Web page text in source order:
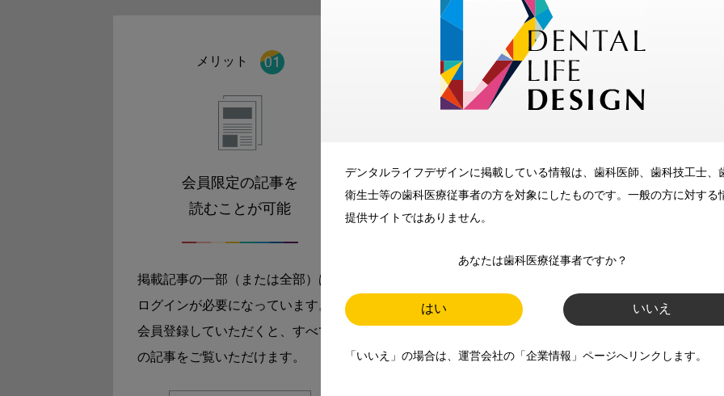
デンタルライフデザインに掲載している情報は、歯科医師、歯科技工士、
衛生士等の歯科医療従事者の方を対象にしたものです。一般の方に対する
提供サイトではありません。
あなたは歯科医療従事者ですか？
はい いいえ
「いいえ」の場合は、運営会社の「企業情報」ページへリンクします。
メリット
会員限定の記事を
読むことが可能
掲載記事の一部（または全部）は
ログインが必要になっています。
会員登録していただくと、すべて
の記事をご覧いただけます。
メリット
メールマガジンでお届け
師、歯科衛生士、歯科技工士）に
お届けします。